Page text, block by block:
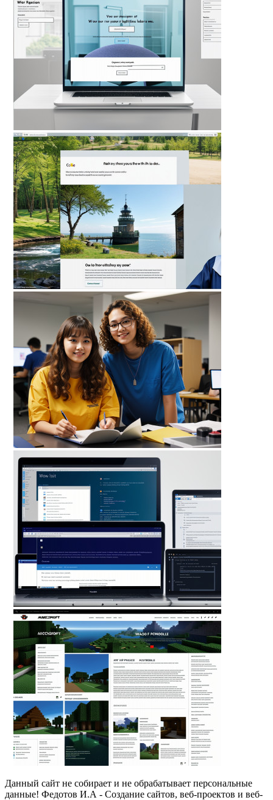
Данный сайт не собирает и не обрабатывает персональные
данные! Федотов И.А - Создание сайтов, веб-проектов и веб-